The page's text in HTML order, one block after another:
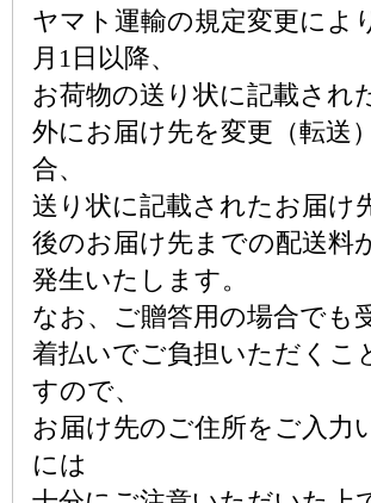
ヤマト運輸の規定変更によ
月1日以降、
お荷物の送り状に記載され
外にお届け先を変更（転送
合、
送り状に記載されたお届け
後のお届け先までの配送料
発生いたします。
なお、ご贈答用の場合でも
着払いでご負担いただくこ
すので、
お届け先のご住所をご入力
には